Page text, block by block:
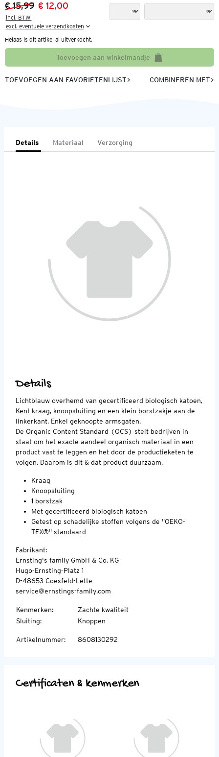
Vorige prijs:
€ 15,99
Nieuwe prijs:
€ 12,00
incl. BTW
excl. eventuele verzendkosten
Helaas is dit artikel al uitverkocht.
Toevoegen aan winkelmandje
TOEVOEGEN AAN FAVORIETENLIJST COMBINEREN MET
Details Materiaal Verzorging
Details
Lichtblauw overhemd van gecertificeerd biologisch katoen,
Kent kraag, knoopsluiting en een klein borstzakje aan de
linkerkant. Enkel geknoopte armsgaten.
De Organic Content Standard (OCS) stelt bedrijven in
staat om het exacte aandeel organisch materiaal in een
product vast te leggen en het door de productieketen te
volgen. Daarom is dit & dat product duurzaam.
Kraag
Knoopsluiting
1 borstzak
Met gecertificeerd biologisch katoen
Getest op schadelijke stoffen volgens de "OEKO-
TEX®" standaard
Fabrikant:
Ernsting's family GmbH & Co. KG
Hugo-Ernsting-Platz 1
D-48653 Coesfeld-Lette
service@ernstings-family.com
Kenmerken:
Zachte kwaliteit
Sluiting: Knoppen
Artikelnummer: 8608130292
Certificaten & kenmerken